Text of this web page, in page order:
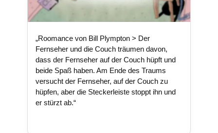
„Roomance von Bill Plympton > Der
Fernseher und die Couch träumen davon,
dass der Fernseher auf der Couch hüpft und
beide Spaß haben. Am Ende des Traums
versucht der Fernseher, auf der Couch zu
hüpfen, aber die Steckerleiste stoppt ihn und
er stürzt ab.“